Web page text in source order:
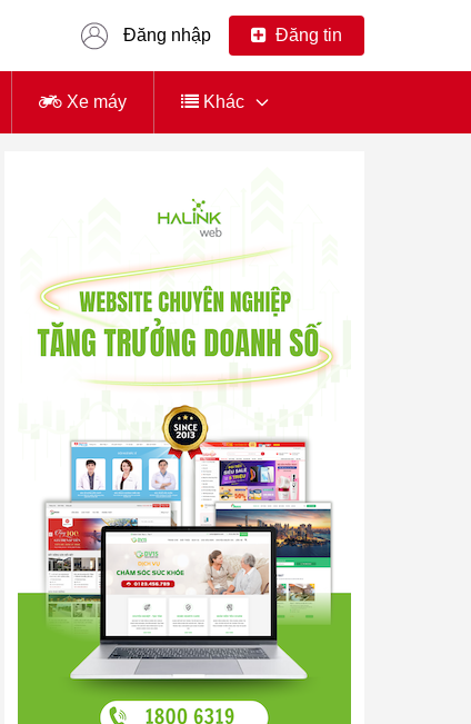
Đăng nhập Đăng tin
Xe máy Khác